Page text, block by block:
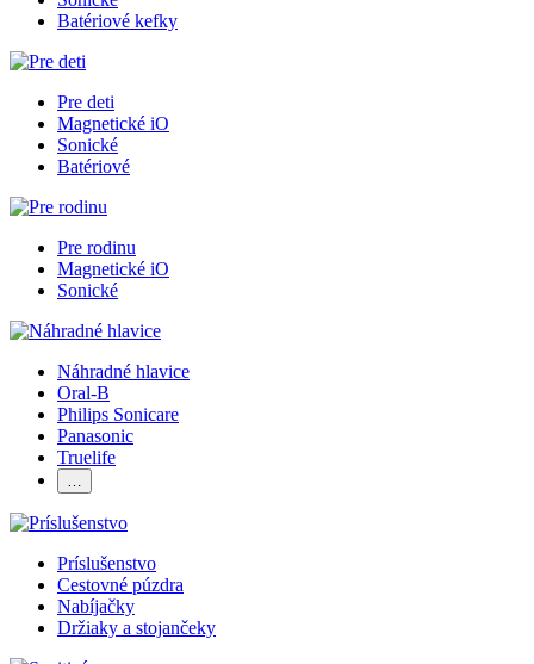
Batériové kefky
Pre deti
Magnetické iO
Sonické
Batériové
Pre rodinu
Magnetické iO
Sonické
Náhradné hlavice
Oral-B
Philips Sonicare
Panasonic
Truelife
…
Príslušenstvo
Cestovné púzdra
Nabíjačky
Držiaky a stojančeky